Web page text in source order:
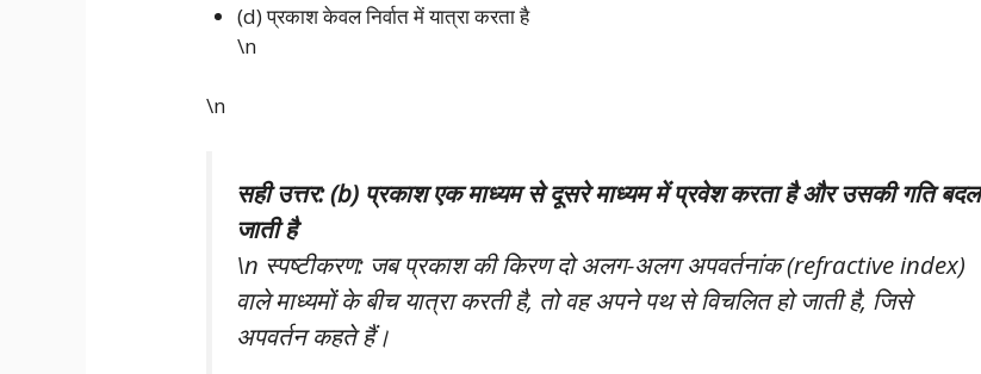
(d) प्रकाश केवल निर्वात में यात्रा करता है
\n
\n
सही उत्तर: (b) प्रकाश एक माध्यम से दूसरे माध्यम में प्रवेश करता है और उसकी गति बदल
जाती है
\n स्पष्टीकरण: जब प्रकाश की किरण दो अलग-अलग अपवर्तनांक (refractive index)
वाले माध्यमों के बीच यात्रा करती है, तो वह अपने पथ से विचलित हो जाती है, जिसे
अपवर्तन कहते हैं।